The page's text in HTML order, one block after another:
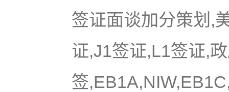
签证面谈加分策划,
证,J1签证,L1签证,
签